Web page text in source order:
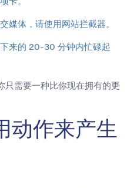
卡。
媒体，请使用网站拦截器。
来的 20-30 分钟内忙碌起
只需要一种比你现在拥有的更
动作来产生